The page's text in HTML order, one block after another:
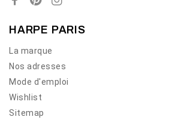
HARPE PARIS
La marque
Nos adresses
Mode d'emploi
Wishlist
Sitemap